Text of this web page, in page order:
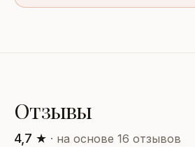
Отзывы
4,7 ★ · на основе 16 отзывов